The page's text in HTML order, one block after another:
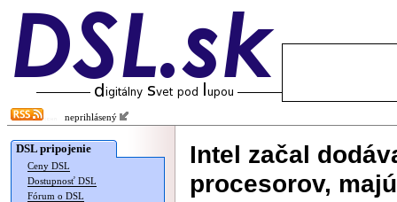
neprihlásený
DSL pripojenie
Ceny DSL
Dostupnosť DSL
Fórum o DSL
Intel začal
procesorov,